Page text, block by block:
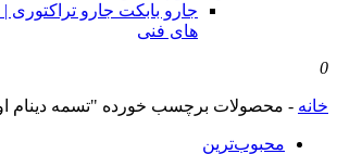
جارو بابکت جارو
های فنی
0
خانه - محصولات برچسب خورده "تسمه دینام
محبوب‌ترین